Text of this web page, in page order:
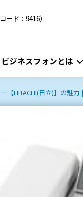
ド：9416）
ビジネスフォンとは
【HITACHI(日立)】の魅